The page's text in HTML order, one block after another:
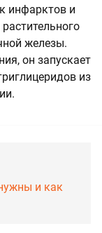
инфарктов и
железы.
он запускает
из
и как